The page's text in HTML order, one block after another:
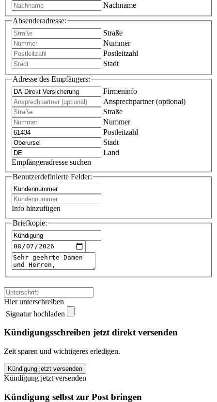
Nachname
Absenderadresse:
Straße
Nummer
Postleitzahl
Stadt
Adresse des Empfängers:
Firmeninfo
Ansprechpartner (optional)
Straße
Nummer
Postleitzahl
Stadt
Land
Empfängeradresse suchen
Benutzerdefinierte Felder:
Info hinzufügen
Briefkopie:
Hier unterschreiben
Signatur hochladen
Kündigungsschreiben jetzt direkt versenden
Zeit sparen und wichtigeres erledigen.
DA
Direkt
kündigen
quantity
Kündigung jetzt versenden
Kündigung jetzt versenden
Kündigung selbst zur Post bringen